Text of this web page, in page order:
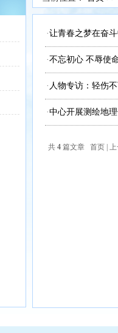
·让青春之梦在奋
·不忘初心 不辱使
· 人物专访：轻伤
·中心开展测绘地
共 4 篇文章 首页 | 上